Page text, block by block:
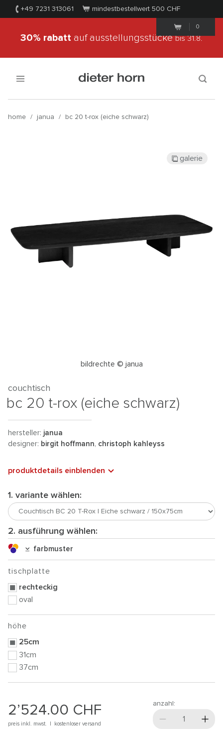
+49 7231 313061 mindestbestellwert 500 CHF
0
30% rabatt auf ausstellungsstückebis 31.8.
home / janua / bc 20 t-rox (eiche schwarz)
bildrechte © janua
galerie
couchtisch
bc 20 t-rox (eiche schwarz)
hersteller: janua
designer: birgit hoffmann, christoph kahleyss
produktdetails einblenden
1. variante wählen:
2. ausführung wählen:
farbmuster
tischplatte
rechteckig
oval
höhe
25cm
31cm
37cm
2’524.00 CHF
preis inkl. mwst. | kostenloser versand
anzahl: